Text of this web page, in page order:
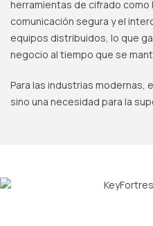
herramientas de cifrado
comunicación segura y el
equipos distribuidos, lo que
negocio al tiempo que se
Para las industrias modernas,
sino una necesidad para la